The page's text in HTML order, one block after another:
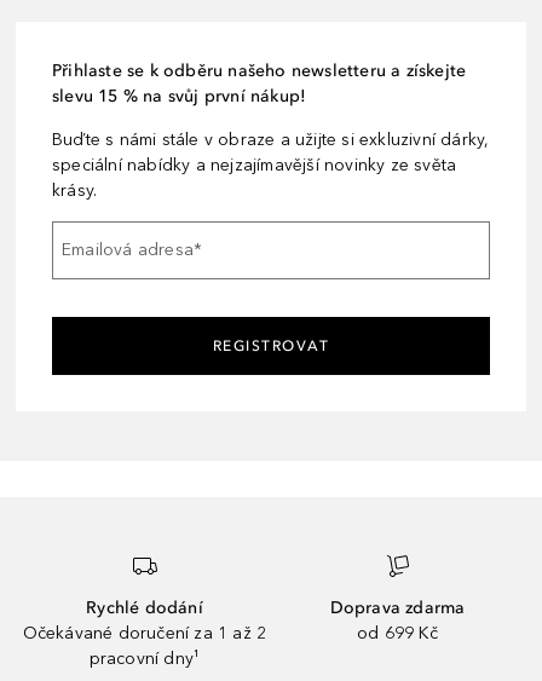
Přihlaste se k odběru našeho newsletteru a získejte
slevu 15 % na svůj první nákup!
Buďte s námi stále v obraze a užijte si exkluzivní dárky,
speciální nabídky a nejzajímavější novinky ze světa
krásy.
Emailová adresa*
REGISTROVAT
Rychlé dodání
Očekávané doručení za 1 až 2
pracovní dny¹
Doprava zdarma
od 699 Kč